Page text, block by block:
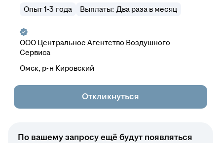
Опыт 1-3 года Выплаты: Два раза в месяц
ООО Центральное Агентство Воздушного
Сервиса
Омск, р-н Кировский
Откликнуться
По вашему запросу ещё будут появляться